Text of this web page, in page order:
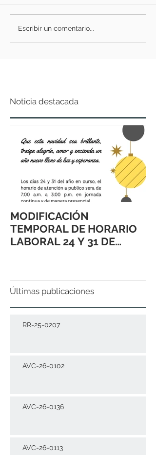
Escribir un comentario...
Noticia destacada
MODIFICACIÓN
TEMPORAL DE HORARIO
LABORAL 24 Y 31 DE
Últimas publicaciones
RR-25-0207
AVC-26-0102
AVC-26-0136
AVC-26-0113